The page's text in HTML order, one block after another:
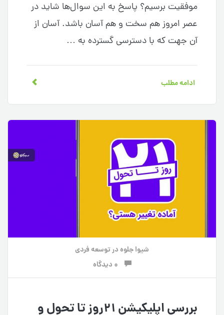
موفقیت برسیم؟ پاسخ به این سوال‌ها شاید در
عصر امروز هم سخت و هم آسان باشد. آسان از
آن جهت که با دسترسی گسترده به …
ادامه مطلب
شیوا جلوهدرتوسعه فردی
بررسی اپلیکیشن ۲۱روز تا تحول و